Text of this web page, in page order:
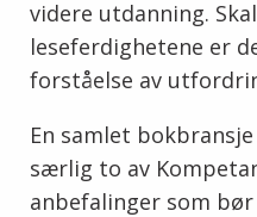
videre utdanning.
leseferdighetene er
forståelse av
En samlet
særlig to av
anbefalinger som